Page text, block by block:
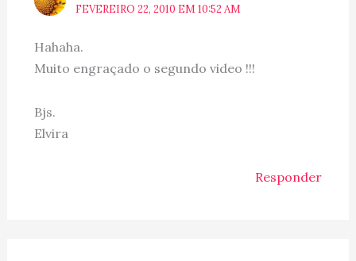
FEVEREIRO 22, 2010 EM 10:52 AM
Hahaha.
Muito engraçado o segundo video !!!
Bjs.
Elvira
Responder